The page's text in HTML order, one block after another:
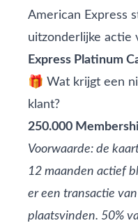
American Express
uitzonderlijke actie
Express Platinum
🎁 Wat krijgt een
klant?
250.000
Voorwaarde: de
12 maanden actief
er een transactie
plaatsvinden. 50%